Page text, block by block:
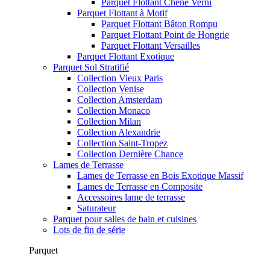
Parquet Flottant Chêne Verni
Parquet Flottant à Motif
Parquet Flottant Bâton Rompu
Parquet Flottant Point de Hongrie
Parquet Flottant Versailles
Parquet Flottant Exotique
Parquet Sol Stratifié
Collection Vieux Paris
Collection Venise
Collection Amsterdam
Collection Monaco
Collection Milan
Collection Alexandrie
Collection Saint-Tropez
Collection Dernière Chance
Lames de Terrasse
Lames de Terrasse en Bois Exotique Massif
Lames de Terrasse en Composite
Accessoires lame de terrasse
Saturateur
Parquet pour salles de bain et cuisines
Lots de fin de série
Parquet